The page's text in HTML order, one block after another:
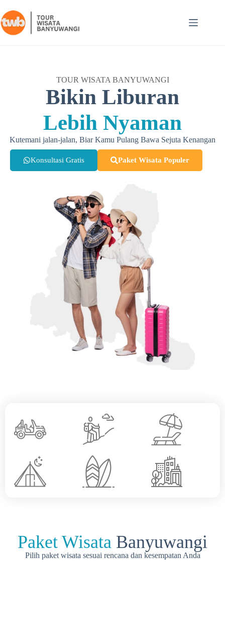
TOUR WISATA BANYUWANGI
Bikin Liburan
Lebih Nyaman
Kutemani jalan-jalan, Biar Kamu Pulang Bawa Sejuta Kenangan
Konsultasi Gratis Paket Wisata Populer
Paket Wisata Banyuwangi
Pilih paket wisata sesuai rencana dan kesempatan Anda